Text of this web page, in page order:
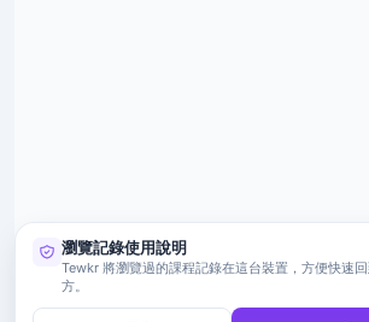
瀏覽記錄使用說明
Tewkr 將瀏覽過的課程記錄在這台裝置，方便快速
方。